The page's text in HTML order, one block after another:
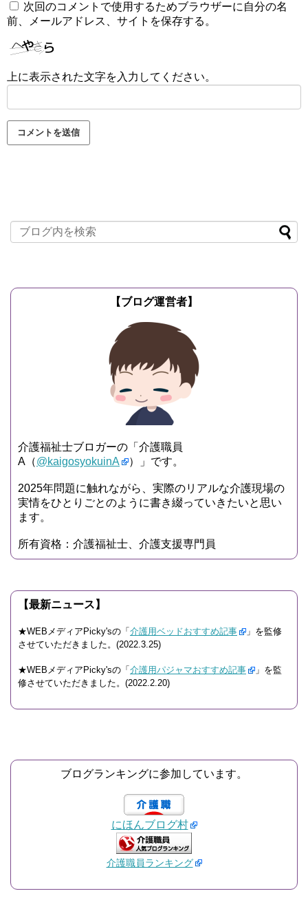
次回のコメントで使用するためブラウザーに自分の名
前、メールアドレス、サイトを保存する。
上に表示された文字を入力してください。
【ブログ運営者】
介護福祉士ブロガーの「介護職員
A（@kaigosyokuinA ）」です。
2025年問題に触れながら、実際のリアルな介護現場の
実情をひとりごとのように書き綴っていきたいと思い
ます。
所有資格：介護福祉士、介護支援専門員
【最新ニュース】
★WEBメディアPicky'sの「 介護用ベッドおすすめ記事
」を監修
させていただきました。(2022.3.25)
★WEBメディアPicky'sの「 介護用パジャマおすすめ記事
」を監
修させていただきました。(2022.2.20)
ブログランキングに参加しています。
にほんブログ村
介護職員ランキング